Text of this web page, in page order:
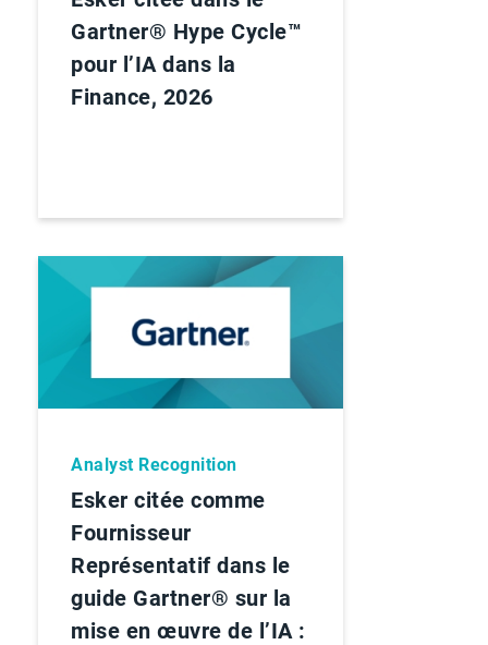
Gartner® Hype Cycle™
pour l’IA dans la
Finance, 2026
Analyst Recognition
Esker citée comme
Fournisseur
Représentatif dans le
guide Gartner® sur la
mise en œuvre de l’IA :